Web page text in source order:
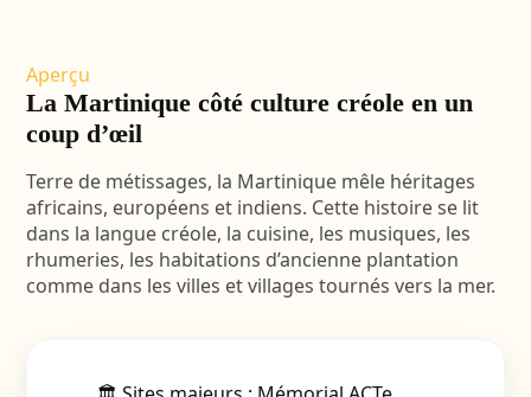
Aperçu
La Martinique côté culture créole en un
coup d’œil
Terre de métissages, la Martinique mêle héritages
africains, européens et indiens. Cette histoire se lit
dans la langue créole, la cuisine, les musiques, les
rhumeries, les habitations d’ancienne plantation
comme dans les villes et villages tournés vers la mer.